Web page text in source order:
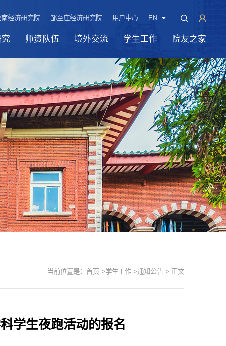
南经济研究院 邹至庄经济研究院 用户中心 EN
究 师资队伍 境外交流 学生工作 院友之家
当前位置是： 首页->学生工作->通知公告-> 正文
学生夜跑活动的报名